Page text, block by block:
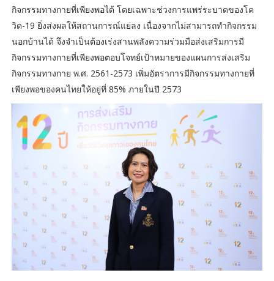
กิจกรรมทางกายที่เพียงพอได้ โดยเฉพาะช่วงการแพร่ระบาดของโค
วิด-19 ยิ่งส่งผลให้สถานการณ์แย่ลง เนื่องจากไม่สามารถทำกิจกรรม
นอกบ้านได้ จึงจำเป็นต้องเร่งสานพลังความร่วมมือส่งเสริมการมี
กิจกรรมทางกายที่เพียงพอตอบโจทย์เป้าหมายของแผนการส่งเสริม
กิจกรรมทางกาย พ.ศ. 2561-2573 เพิ่มอัตราการมีกิจกรรมทางกายที่
เพียงพอของคนไทยให้อยู่ที่ 85% ภายในปี 2573